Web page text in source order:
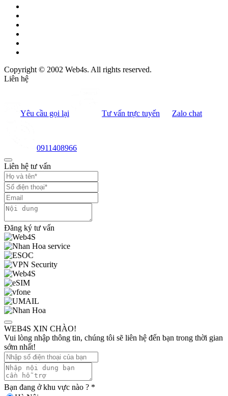
Copyright © 2002 Web4s. All rights reserved.
Liên hệ
Yêu cầu gọi lại Tư vấn trực tuyến Zalo chat
0911408966
Liên hệ tư vấn
Đăng ký tư vấn
WEB4S XIN CHÀO!
Vui lòng nhập thông tin, chúng tôi sẽ liên hệ đến bạn trong thời gian
sớm nhất!
Bạn đang ở khu vực nào ? *